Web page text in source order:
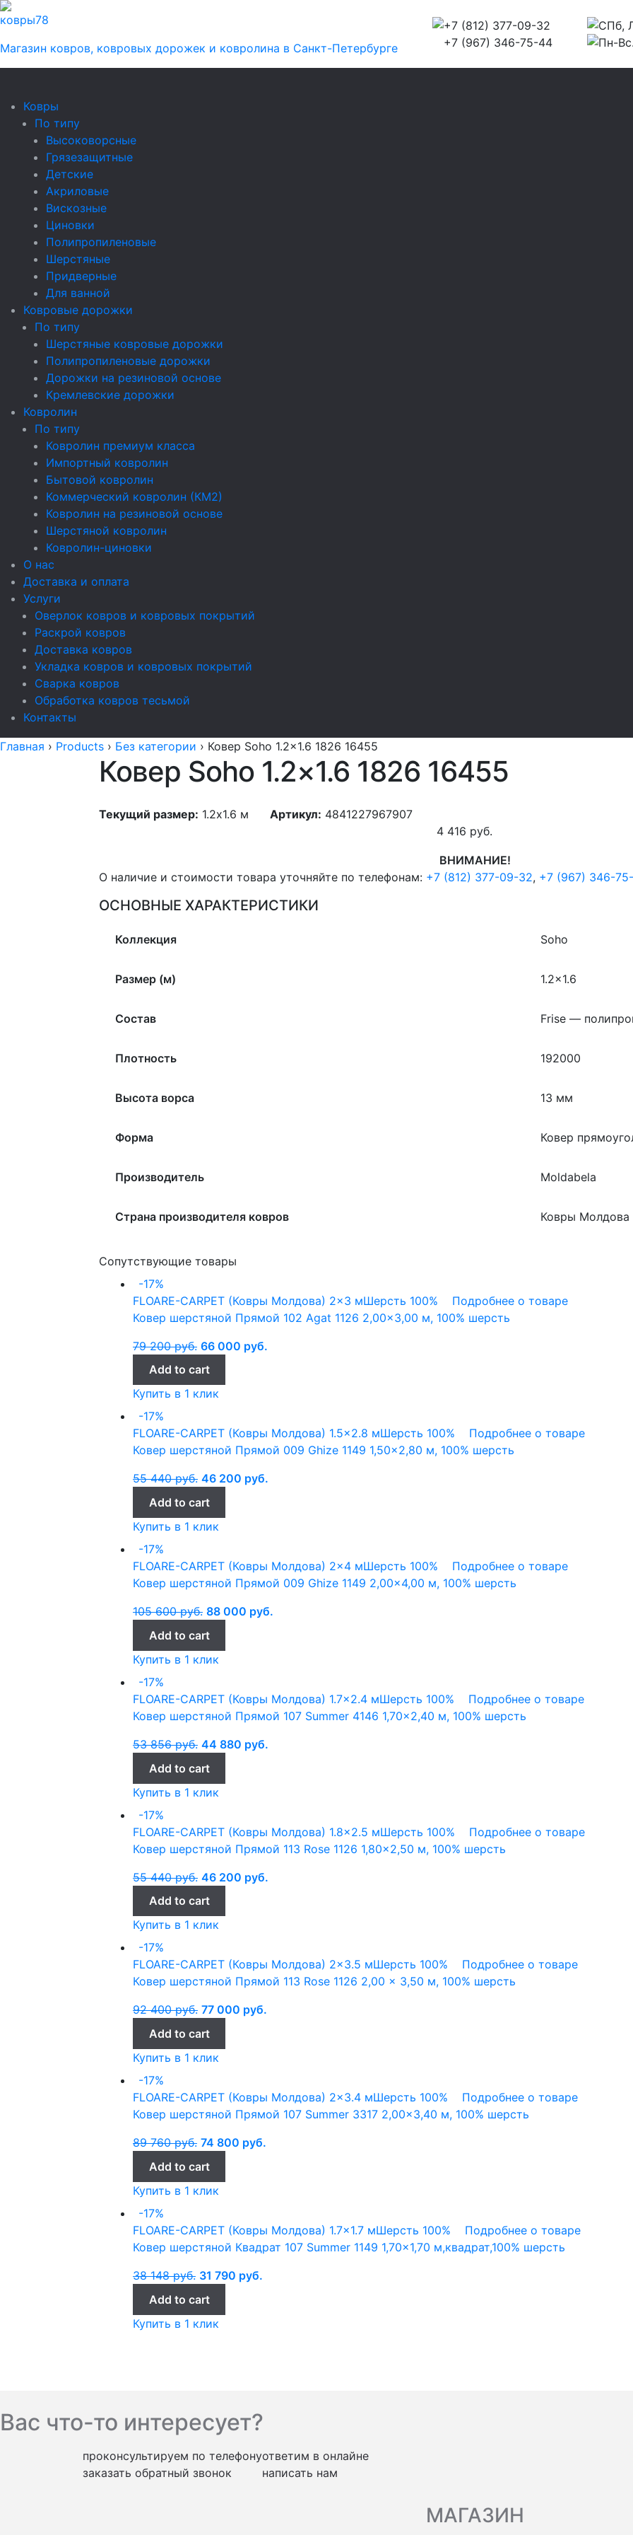
ковры78
Магазин ковров, ковровых дорожек и ковролина в Санкт-Петербурге
+7 (812) 377-09-32
+7 (967) 346-75-44
СПб,
Пн-
Ковры
По типу
Высоковорсные
Грязезащитные
Детские
Акриловые
Вискозные
Циновки
Полипропиленовые
Шерстяные
Придверные
Для ванной
Ковровые дорожки
По типу
Шерстяные ковровые дорожки
Полипропиленовые дорожки
Дорожки на резиновой основе
Кремлевские дорожки
Ковролин
По типу
Ковролин премиум класса
Импортный ковролин
Бытовой ковролин
Коммерческий ковролин (КМ2)
Ковролин на резиновой основе
Шерстяной ковролин
Ковролин-циновки
О нас
Доставка и оплата
Услуги
Оверлок ковров и ковровых покрытий
Раскрой ковров
Доставка ковров
Укладка ковров и ковровых покрытий
Сварка ковров
Обработка ковров тесьмой
Контакты
Главная › Products › Без категории › Ковер Soho 1.2x1.6 1826 16455
Ковер Soho 1.2×1.6 1826 16455
Текущий размер: 1.2x1.6 м Артикул: 4841227967907
4 416 руб.
ВНИМАНИЕ!
О наличие и стоимости товара уточняйте по телефонам: +7 (812) 377-09-32, +7 (967) 346-
ОСНОВНЫЕ ХАРАКТЕРИСТИКИ
Коллекция Soho
Размер (м) 1.2×1.6
Состав Frise —
Плотность 192000
Высота ворса 13 мм
Форма Ковер
Производитель Moldabela
Страна производителя ковров Ковры Молдова
Сопутствующие товары
-17%
FLOARE-CARPET (Ковры Молдова) 2x3 мШерсть 100%
Подробнее о товаре
Ковер шерстяной Прямой 102 Agat 1126 2,00×3,00 м, 100% шерсть
79 200руб. 66 000 руб.
Add to cart
Купить в 1 клик
-17%
FLOARE-CARPET (Ковры Молдова) 1.5x2.8 мШерсть 100%
Подробнее о товаре
Ковер шерстяной Прямой 009 Ghize 1149 1,50×2,80 м, 100% шерсть
55 440руб. 46 200 руб.
Add to cart
Купить в 1 клик
-17%
FLOARE-CARPET (Ковры Молдова) 2x4 мШерсть 100%
Подробнее о товаре
Ковер шерстяной Прямой 009 Ghize 1149 2,00×4,00 м, 100% шерсть
105 600руб. 88 000 руб.
Add to cart
Купить в 1 клик
-17%
FLOARE-CARPET (Ковры Молдова) 1.7x2.4 мШерсть 100%
Подробнее о товаре
Ковер шерстяной Прямой 107 Summer 4146 1,70×2,40 м, 100% шерсть
53 856руб. 44 880 руб.
Add to cart
Купить в 1 клик
-17%
FLOARE-CARPET (Ковры Молдова) 1.8x2.5 мШерсть 100%
Подробнее о товаре
Ковер шерстяной Прямой 113 Rose 1126 1,80×2,50 м, 100% шерсть
55 440руб. 46 200 руб.
Add to cart
Купить в 1 клик
-17%
FLOARE-CARPET (Ковры Молдова) 2x3.5 мШерсть 100%
Подробнее о товаре
Ковер шерстяной Прямой 113 Rose 1126 2,00 x 3,50 м, 100% шерсть
92 400руб. 77 000 руб.
Add to cart
Купить в 1 клик
-17%
FLOARE-CARPET (Ковры Молдова) 2x3.4 мШерсть 100%
Подробнее о товаре
Ковер шерстяной Прямой 107 Summer 3317 2,00×3,40 м, 100% шерсть
89 760руб. 74 800 руб.
Add to cart
Купить в 1 клик
-17%
FLOARE-CARPET (Ковры Молдова) 1.7x1.7 мШерсть 100%
Подробнее о товаре
Ковер шерстяной Квадрат 107 Summer 1149 1,70×1,70 м,квадрат,100% шерсть
38 148руб. 31 790 руб.
Add to cart
Купить в 1 клик
Вас что-то интересует?
проконсультируем по телефону
заказать обратный звонок
ответим в онлайне
написать нам
МАГАЗИН